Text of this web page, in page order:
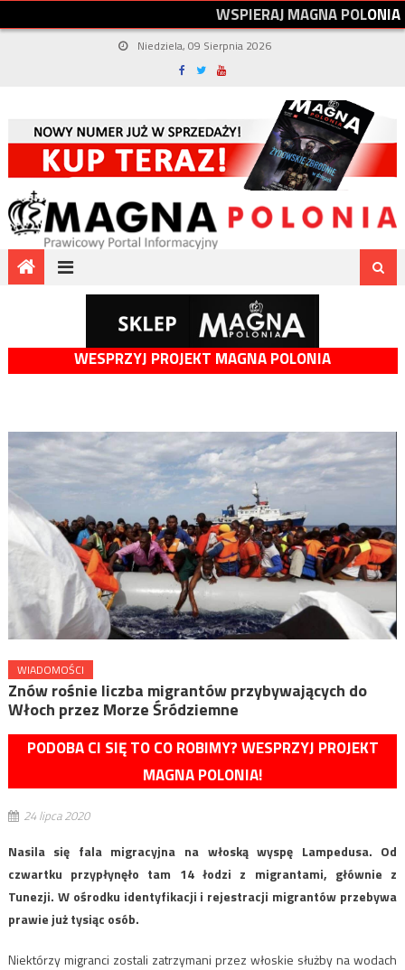
WSPIERAJMAGNAPOLONIA
Niedziela, 09 Sierpnia 2026
WESPRZYJ PROJEKT MAGNA POLONIA
WIADOMOŚCI
Znów rośnie liczba migrantów przybywających do
Włoch przez Morze Śródziemne
PODOBA CI SIĘ TO CO ROBIMY? WESPRZYJ PROJEKT
MAGNA POLONIA!
24 lipca 2020
Nasila się fala migracyjna na włoską wyspę Lampedusa. Od
czwartku przypłynęło tam 14 łodzi z migrantami, głównie z
Tunezji. W ośrodku identyfikacji i rejestracji migrantów przebywa
prawie już tysiąc osób.
Niektórzy migranci zostali zatrzymani przez włoskie służby na wodach